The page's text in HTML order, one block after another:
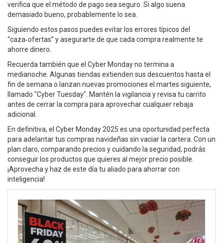
verifica que el método de pago sea seguro. Si algo suena
demasiado bueno, probablemente lo sea.
Siguiendo estos pasos puedes evitar los errores típicos del
“caza‑ofertas” y asegurarte de que cada compra realmente te
ahorre dinero.
Recuerda también que el Cyber Monday no termina a
medianoche. Algunas tiendas extienden sus descuentos hasta el
fin de semana o lanzan nuevas promociones el martes siguiente,
llamado "Cyber Tuesday". Mantén la vigilancia y revisa tu carrito
antes de cerrar la compra para aprovechar cualquier rebaja
adicional.
En definitiva, el Cyber Monday 2025 es una oportunidad perfecta
para adelantar tus compras navideñas sin vaciar la cartera. Con un
plan claro, comparando precios y cuidando la seguridad, podrás
conseguir los productos que quieres al mejor precio posible.
¡Aprovecha y haz de este día tu aliado para ahorrar con
inteligencia!